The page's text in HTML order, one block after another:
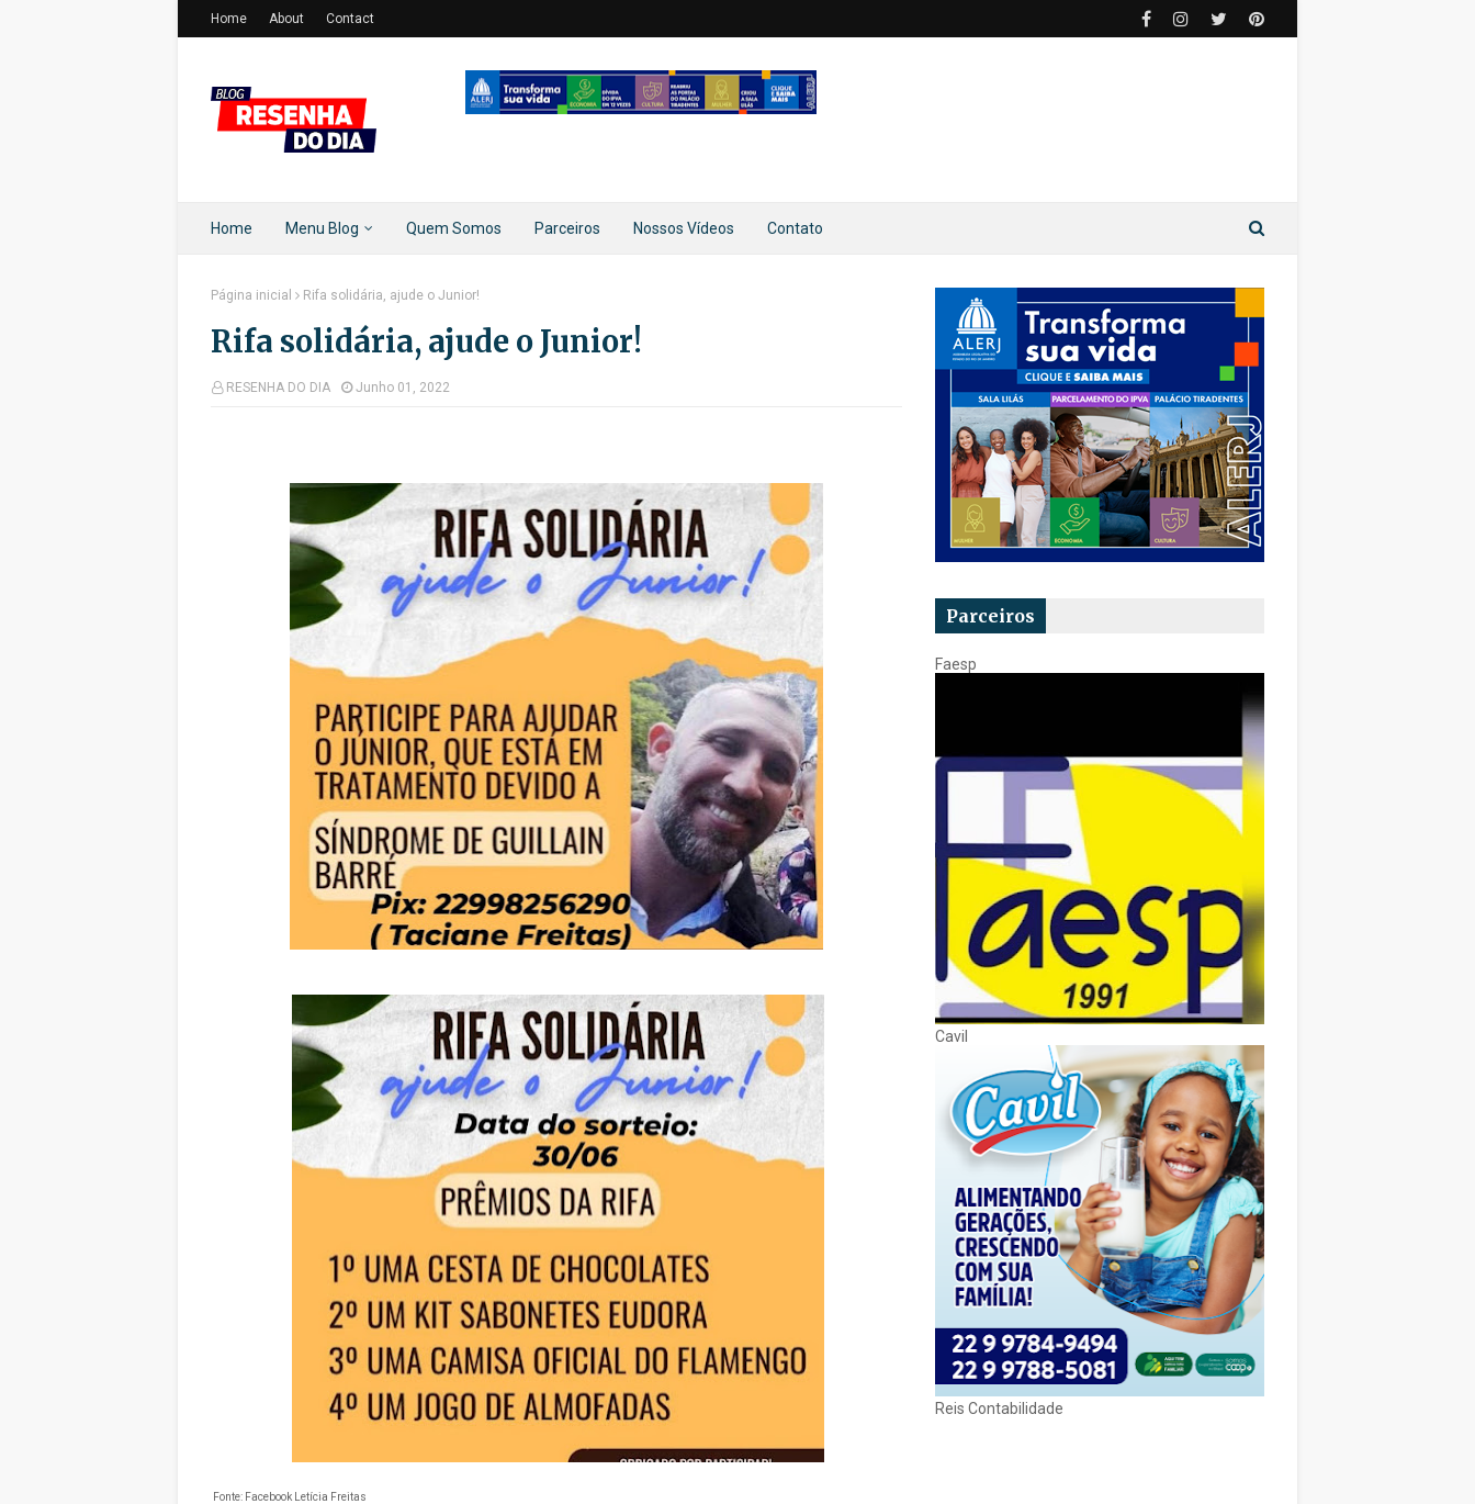
Home About Contact
Home Menu Blog Quem Somos Parceiros Nossos Vídeos Contato
Página inicial Rifa solidária, ajude o Junior!
Rifa solidária, ajude o Junior!
RESENHA DO DIA Junho 01, 2022
Fonte: Facebook Letícia Freitas
Parceiros
Faesp
Cavil
Reis Contabilidade